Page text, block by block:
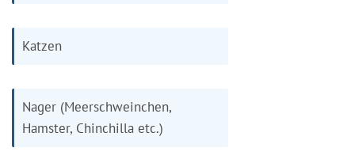
Katzen
Nager (Meerschweinchen,
Hamster, Chinchilla etc.)